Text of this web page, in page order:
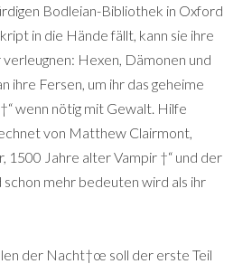
Bodleian-Bibliothek in Oxford
in die Hände fällt, kann sie ihre
Hexen, Dämonen und
ihre Fersen, um ihr das geheime
wenn nötig mit Gewalt. Hilfe
von Matthew Clairmont,
1500 Jahre alter Vampir †“ und der
schon mehr bedeuten wird als ihr
der Nacht†œ soll der erste Teil